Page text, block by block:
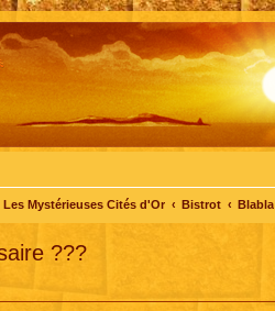
Les Mystérieuses Cités d'Or Bistrot Blabla
???